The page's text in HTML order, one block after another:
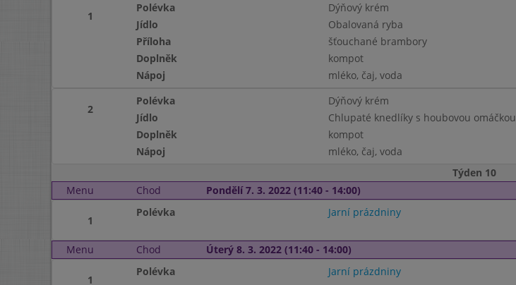
1
Polévka Dýňový krém
Jídlo
Obalovaná ryba
Příloha
šťouchané brambory
Doplněk
kompot
Nápoj
mléko, čaj, voda
2
Polévka Dýňový krém
Jídlo
Chlupaté knedlíky s houbovou omáčkou
Doplněk
kompot
Nápoj
mléko, čaj, voda
Týden 10
Menu
Chod Pondělí 7. 3. 2022 (11:40 - 14:00)
1
Polévka Jarní prázdniny
Menu Chod Úterý 8. 3. 2022 (11:40 - 14:00)
1
Polévka Jarní prázdniny